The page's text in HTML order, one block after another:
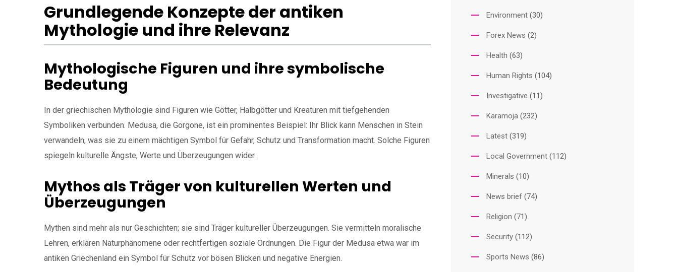
Grundlegende Konzepte der antiken
Mythologie und ihre Relevanz
Mythologische Figuren und ihre symbolische
Bedeutung
In der griechischen Mythologie sind Figuren wie Götter, Halbgötter und Kreaturen mit tiefgehenden
Symboliken verbunden. Medusa, die Gorgone, ist ein prominentes Beispiel: Ihr Blick kann Menschen in Stein
verwandeln, was sie zu einem mächtigen Symbol für Gefahr, Schutz und Transformation macht. Solche Figuren
spiegeln kulturelle Ängste, Werte und Überzeugungen wider.
Mythos als Träger von kulturellen Werten und
Überzeugungen
Mythen sind mehr als nur Geschichten; sie sind Träger kultureller Überzeugungen. Sie vermitteln moralische
Lehren, erklären Naturphänomene oder rechtfertigen soziale Ordnungen. Die Figur der Medusa etwa war im
antiken Griechenland ein Symbol für Schutz vor bösen Blicken und negative Energien.
Environment(30)
Forex News (2)
Health (63)
Human Rights (104)
Investigative (11)
Karamoja(232)
Latest(319)
Local Government(112)
Minerals (10)
News brief(74)
Religion (71)
Security(112)
Sports News (86)